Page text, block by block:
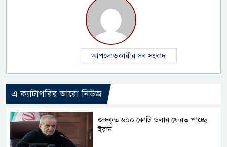
আপলোডকারীর সব সংবাদ
এ ক্যাটাগরির আরো নিউজ
জব্দকৃত ৬০০ কোটি ডলার ফেরত পাচ্ছে
ইরান